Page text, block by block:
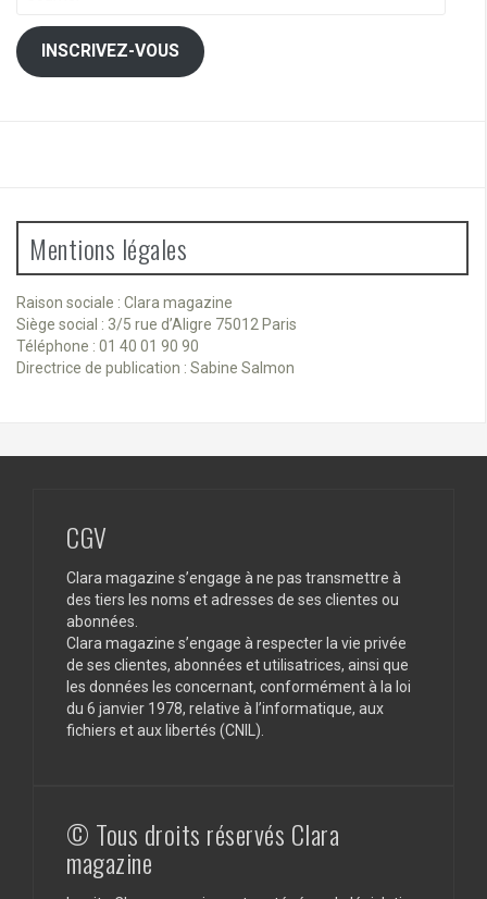
INSCRIVEZ-VOUS
Mentions légales
Raison sociale : Clara magazine
Siège social : 3/5 rue d’Aligre 75012 Paris
Téléphone : 01 40 01 90 90
Directrice de publication : Sabine Salmon
CGV
Clara magazine s’engage à ne pas transmettre à
des tiers les noms et adresses de ses clientes ou
abonnées.
Clara magazine s’engage à respecter la vie privée
de ses clientes, abonnées et utilisatrices, ainsi que
les données les concernant, conformément à la loi
du 6 janvier 1978, relative à l’informatique, aux
fichiers et aux libertés (CNIL).
© Tous droits réservés Clara
magazine